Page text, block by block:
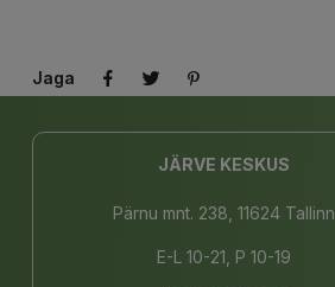
Jaga
JÄRVE KESKUS
Pärnu mnt. 238, 11624 Tallinn
E-L 10-21, P 10-19